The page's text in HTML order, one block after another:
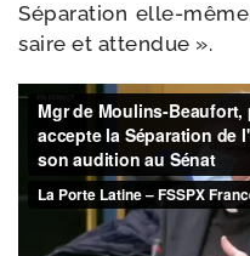
Séparation elle-​
saire et attendue ».